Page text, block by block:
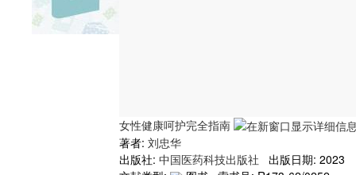
女性健康呵护完全指南
著者: 刘忠华
出版社: 中国医药科技出版社
出版日期: 2023